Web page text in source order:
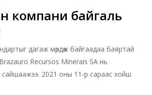
компани байгаль
дагаж мөрдөж байгаадаа баяртай
Recursos Minerais SA нь
сайшаажээ. 2021 оны 11-р сараас хойш